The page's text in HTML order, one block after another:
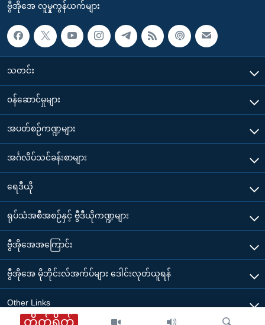
တိုက်ရိုက်
ဗွီအိုအေ လူမှုကွန်ယက်များ
သတင်း
၀န်ဆောင်မှုများ
အပတ်စဉ်ကဏ္ဍများ
အင်္ဂလိပ်သင်ခန်းစာများ
ရေဒီယို
ရုပ်သံအစီအစဉ်နှင့် ဗွီဒီယိုကဏ္ဍများ
ဗွီအိုအေအကြောင်း
ဗွီအိုအေ မိုဘိုင်းလ်အက်ပ်များ ဒေါင်းလုတ်ယူရန်
Other Links